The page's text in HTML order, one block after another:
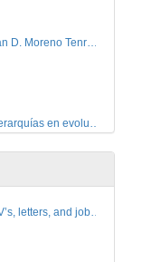
Xestión óptima de xerarquías en evolución
Mediateca Ecobas (Economics and Business Administration for Society)
An introduction to CV’s, letters, and job searching